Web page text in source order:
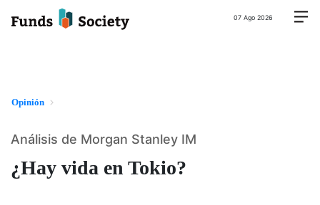
07 Ago 2026
Opinión
¿Hay vida en Tokio?
Análisis de Morgan Stanley IM